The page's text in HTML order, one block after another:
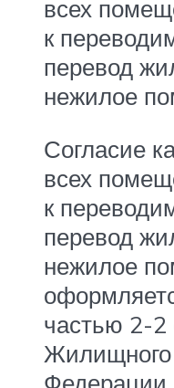
всех
к
перевод
нежилое
Согласие
всех
к
перевод
нежилое
частью 2-2
Жилищного